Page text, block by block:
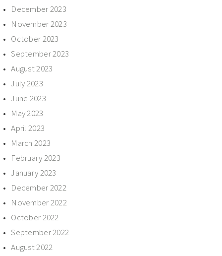
December 2023
November 2023
October 2023
September 2023
August 2023
July 2023
June 2023
May 2023
April 2023
March 2023
February 2023
January 2023
December 2022
November 2022
October 2022
September 2022
August 2022